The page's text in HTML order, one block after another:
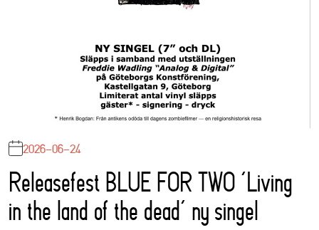
2026-06-24
Releasefest BLUE FOR TWO ‘Living
in the land of the dead’ ny singel